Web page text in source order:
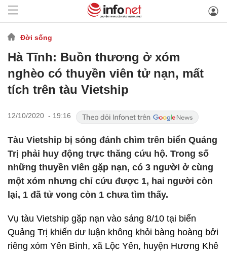
Đời sống
Hà Tĩnh: Buồn thương ở xóm
nghèo có thuyền viên tử nạn, mất
tích trên tàu Vietship
12/10/2020 - 19:16
Tàu Vietship bị sóng đánh chìm trên biển Quảng
Trị phải huy động trực thăng cứu hộ. Trong số
những thuyền viên gặp nạn, có 3 người ở cùng
một xóm nhưng chỉ cứu được 1, hai người còn
lại, 1 đã tử vong còn 1 chưa tìm thấy.
Vụ tàu Vietship gặp nạn vào sáng 8/10 tại biển
Quảng Trị khiến dư luận không khỏi bàng hoàng bởi
riêng xóm Yên Bình, xã Lộc Yên, huyện Hương Khê